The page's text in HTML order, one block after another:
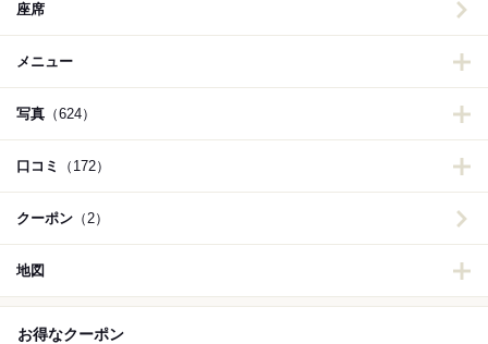
座席
メニュー
写真 （624）
口コミ （172）
クーポン （2）
地図
お得なクーポン